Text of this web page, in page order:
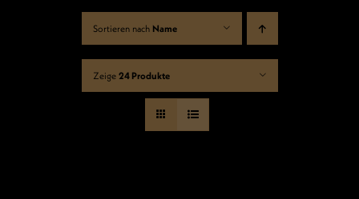
Sortieren nach Name
Zeige 24 Produkte